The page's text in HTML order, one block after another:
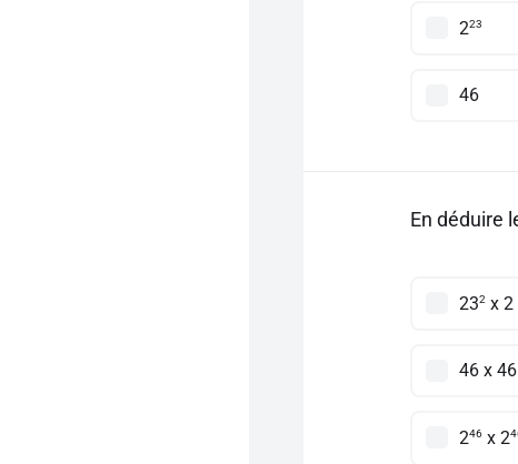
223
46
En déduire
232 x 2
46 x 46
246 x 2